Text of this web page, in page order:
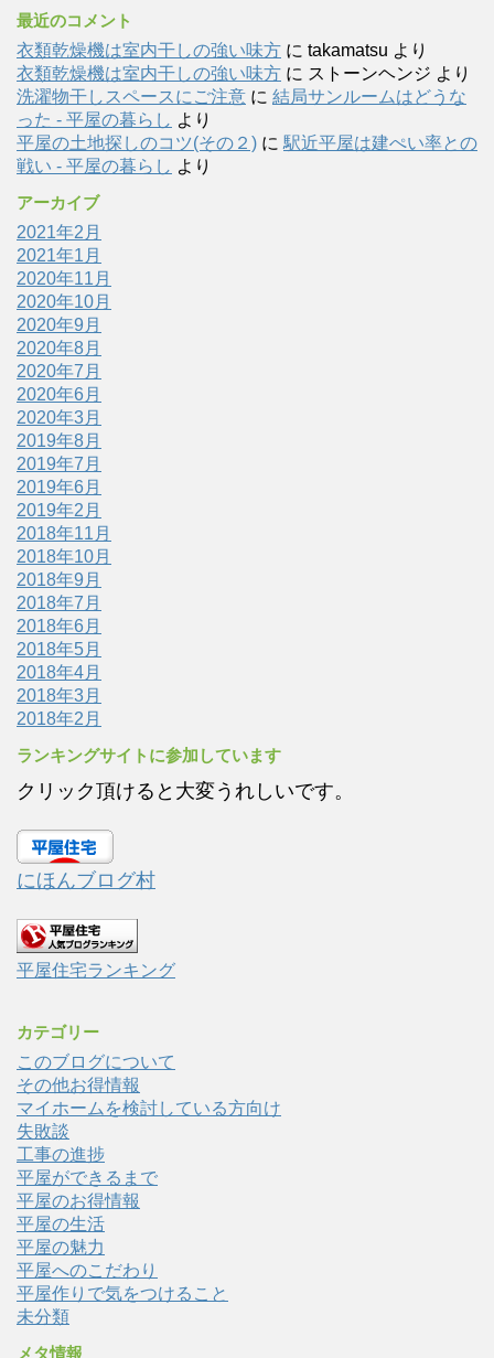
最近のコメント
衣類乾燥機は室内干しの強い味方 に takamatsu より
衣類乾燥機は室内干しの強い味方 に ストーンヘンジ より
洗濯物干しスペースにご注意 に 結局サンルームはどうな
った - 平屋の暮らし より
平屋の土地探しのコツ(その２) に 駅近平屋は建ぺい率との
戦い - 平屋の暮らし より
アーカイブ
2021年2月
2021年1月
2020年11月
2020年10月
2020年9月
2020年8月
2020年7月
2020年6月
2020年3月
2019年8月
2019年7月
2019年6月
2019年2月
2018年11月
2018年10月
2018年9月
2018年7月
2018年6月
2018年5月
2018年4月
2018年3月
2018年2月
ランキングサイトに参加しています
クリック頂けると大変うれしいです。
にほんブログ村
平屋住宅ランキング
カテゴリー
このブログについて
その他お得情報
マイホームを検討している方向け
失敗談
工事の進捗
平屋ができるまで
平屋のお得情報
平屋の生活
平屋の魅力
平屋へのこだわり
平屋作りで気をつけること
未分類
メタ情報